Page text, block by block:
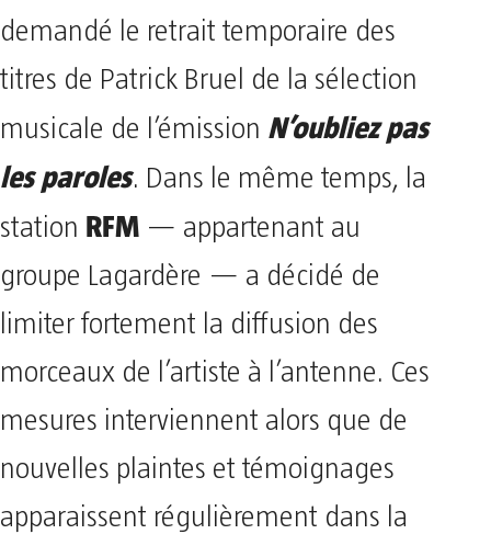
demandé le retrait temporaire des
titres de Patrick Bruel de la sélection
musicale de l’émission N’oubliez pas
les paroles. Dans le même temps, la
station RFM — appartenant au
groupe Lagardère — a décidé de
limiter fortement la diffusion des
morceaux de l’artiste à l’antenne. Ces
mesures interviennent alors que de
nouvelles plaintes et témoignages
apparaissent régulièrement dans la